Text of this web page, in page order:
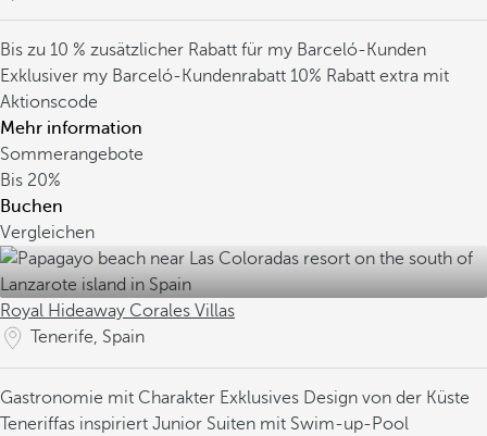
Bis zu 10 % zusätzlicher Rabatt für my Barceló-Kunden
Exklusiver my Barceló-Kundenrabatt 10% Rabatt extra mit
Aktionscode
Mehr information
Sommerangebote
Bis 20%
Buchen
Vergleichen
Royal Hideaway Corales Villas
Tenerife, Spain
Gastronomie mit Charakter Exklusives Design von der Küste
Teneriffas inspiriert Junior Suiten mit Swim-up-Pool